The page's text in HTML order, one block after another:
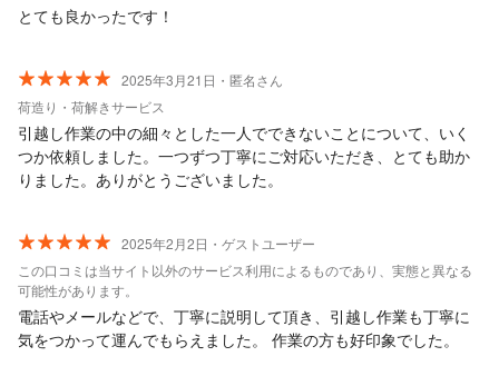
とても良かったです！
2025年3月21日・匿名さん
荷造り・荷解きサービス
引越し作業の中の細々とした一人でできないことについて、いく
つか依頼しました。一つずつ丁寧にご対応いただき、とても助か
りました。ありがとうございました。
2025年2月2日・ゲストユーザー
この口コミは当サイト以外のサービス利用によるものであり、実態と異なる
可能性があります。
電話やメールなどで、丁寧に説明して頂き、引越し作業も丁寧に
気をつかって運んでもらえました。 作業の方も好印象でした。